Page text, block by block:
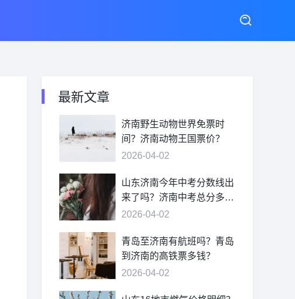
最新文章
济南野生动物世界免票时
间？济南动物王国票价？
2026-04-02
山东济南今年中考分数线出
来了吗？济南中考总分多
少？
2026-04-02
青岛至济南有航班吗？青岛
到济南的高铁票多钱？
2026-04-02